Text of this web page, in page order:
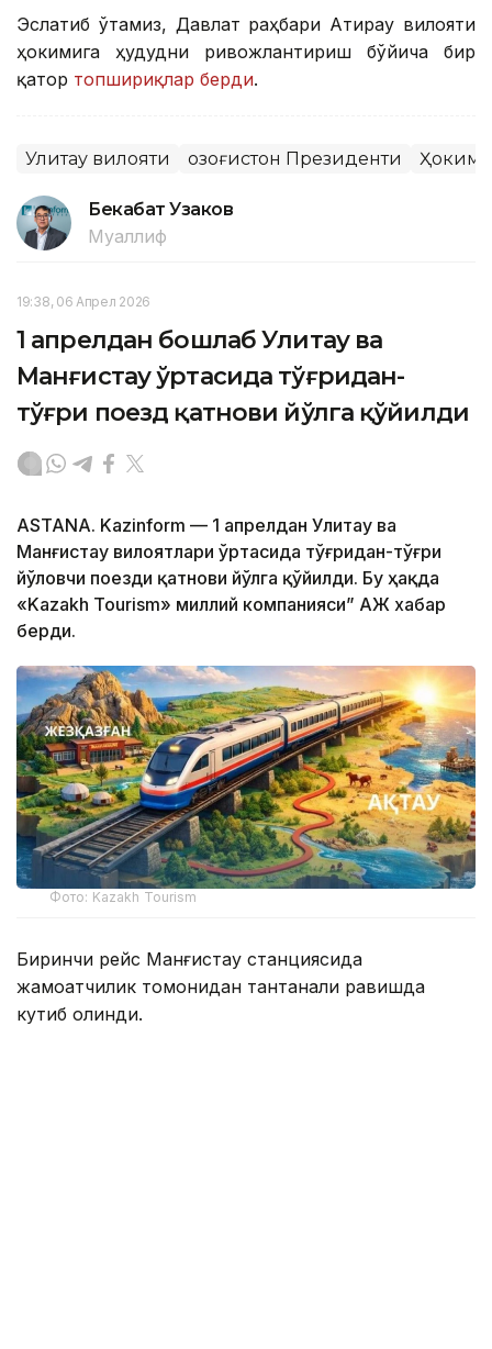
Эслатиб ўтамиз, Давлат раҳбари Атирау вилояти
ҳокимига ҳудудни ривожлантириш бўйича бир
қатор топшириқлар берди.
Улитау вилояти Қозоғистон Президенти Ҳоким
Бекабат Узаков
Муаллиф
19:38, 06 Апрел 2026
1 апрелдан бошлаб Улитау ва
Манғистау ўртасида тўғридан-
тўғри поезд қатнови йўлга қўйилди
ASTANA. Kazinform — 1 апрелдан Улитау ва
Манғистау вилоятлари ўртасида тўғридан-тўғри
йўловчи поезди қатнови йўлга қўйилди. Бу ҳақда
«Kazakh Tourism» миллий компанияси” АЖ хабар
берди.
Фото: Kazakh Tourism
Биринчи рейс Манғистау станциясида
жамоатчилик томонидан тантанали равишда
кутиб олинди.